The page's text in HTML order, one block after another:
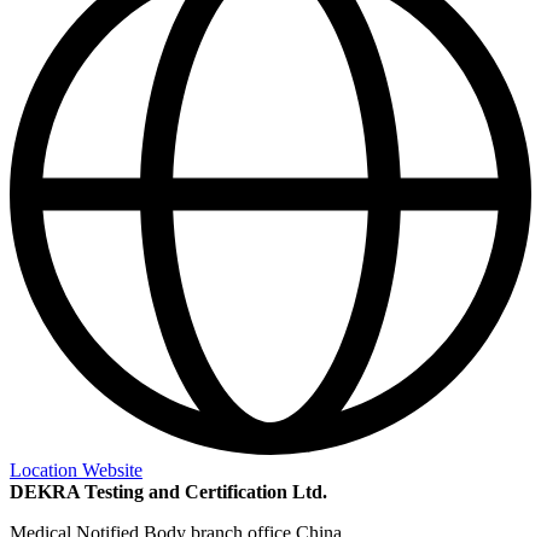
Location Website
DEKRA Testing and Certification Ltd.